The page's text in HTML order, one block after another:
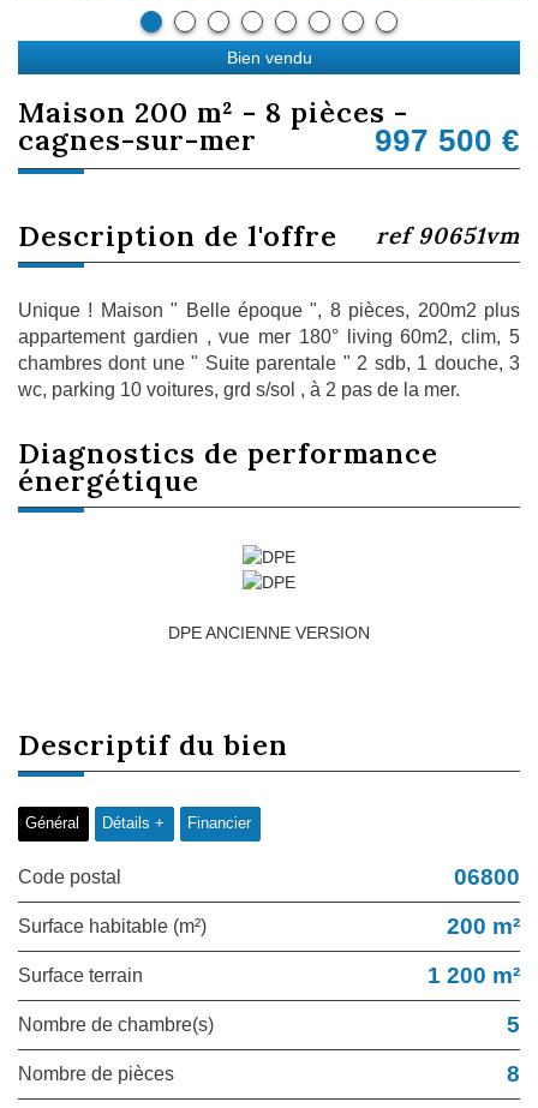
Bien vendu
maison 200 m² - 8 pièces -
cagnes-sur-mer 997 500 €
description de l'offre ref 90651vm
Unique ! Maison " Belle époque ", 8 pièces, 200m2 plus
appartement gardien , vue mer 180° living 60m2, clim, 5
chambres dont une " Suite parentale " 2 sdb, 1 douche, 3
wc, parking 10 voitures, grd s/sol , à 2 pas de la mer.
diagnostics de performance
énergétique
DPE ANCIENNE VERSION
descriptif du bien
Général Détails + Financier
Code postal 06800
Surface habitable (m²) 200 m²
surface terrain 1 200 m²
Nombre de chambre(s) 5
Nombre de pièces 8